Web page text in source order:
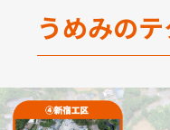
うめみの